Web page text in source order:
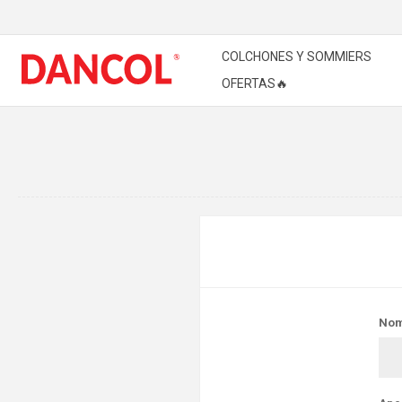
COLCHONES Y SOMMIERS
OFERTAS🔥